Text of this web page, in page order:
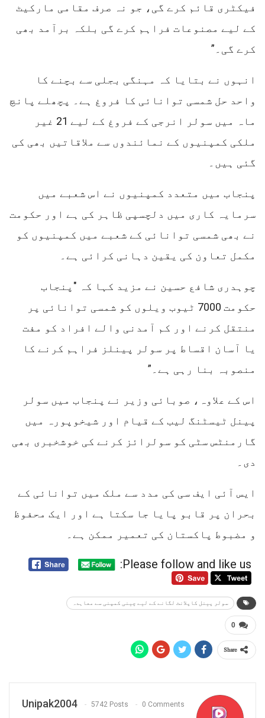
فیکٹری قائم کرے گی، جو نہ صرف مقامی مارکیٹ
کے لیے مصنوعات فراہم کرے گی بلکہ برآمد بھی
کرے گی۔”
انہوں نے بتایا کہ مہنگی بجلی سے بچنے کا
واحد حل شمسی توانائی کا فروغ ہے۔ پچھلے پانچ
ماہ میں سولر انرجی کے فروغ کے لیے 21 غیر
ملکی کمپنیوں کے نمائندوں سے ملاقاتیں بھی کی
گئی ہیں۔
پنجاب میں متعدد کمپنیوں نے اس شعبے میں
سرمایہ کاری میں دلچسپی ظاہر کی ہے اور حکومت
نے بھی شمسی توانائی کے شعبے میں کمپنیوں کو
مکمل تعاون کی یقین دہانی کرائی ہے۔
چوہدری شافع حسین نے مزید کہا کہ "پنجاب
حکومت 7000 ٹیوب ویلوں کو شمسی توانائی پر
منتقل کرنے اور کم آمدنی والے افراد کو مفت
یا آسان اقساط پر سولر پینلز فراہم کرنے کا
منصوبہ بنا رہی ہے۔”
اس کے علاوہ، صوبائی وزیر نے پنجاب میں سولر
پینل ٹیسٹنگ لیب کے قیام اور شیخوپورہ میں
گارمنٹس سٹی کو سولرائز کرنے کی خوشخبری بھی
دی۔
ایس آئی ایف سی کی مدد سے ملک میں توانائی کے
بحران پر قابو پایا جا سکتا ہے اور ایک محفوظ
و مضبوط پاکستان کی تعمیر ممکن ہے۔
Please follow and like us:
سولر پینل کاپلانٹ لگانے کے لیے چینی کمپنی سے معاہدہ
0
Share
Unipak2004 5742 Posts 0 Comments